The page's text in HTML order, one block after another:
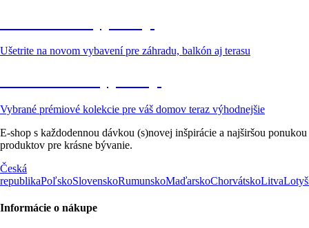
Ušetrite na novom vybavení pre záhradu, balkón aj terasu
Vybrané prémiové kolekcie pre váš domov teraz výhodnejšie
E-shop s každodennou dávkou (s)novej inšpirácie a najširšou ponukou
produktov pre krásne bývanie.
Česká
republikaPoľskoSlovenskoRumunskoMaďarskoChorvátskoLitva
Informácie o nákupe